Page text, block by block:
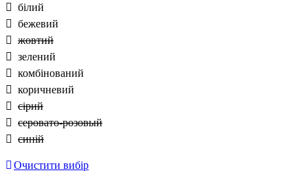
білий
бежевий
жовтий
зелений
комбінований
коричневий
сірий
серовато-розовый
синій
Очистити вибір